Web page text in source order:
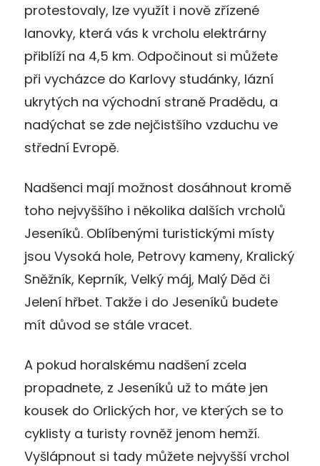
protestovaly, lze využít i nově zřízené
lanovky, která vás k vrcholu elektrárny
přiblíží na 4,5 km. Odpočinout si můžete
při vycházce do Karlovy studánky, lázní
ukrytých na východní straně Pradědu, a
nadýchat se zde nejčistšího vzduchu ve
střední Evropě.
Nadšenci mají možnost dosáhnout kromě
toho nejvyššího i několika dalších vrcholů
Jeseníků. Oblíbenými turistickými místy
jsou Vysoká hole, Petrovy kameny, Kralický
Sněžník, Keprník, Velký máj, Malý Děd či
Jelení hřbet. Takže i do Jeseníků budete
mít důvod se stále vracet.
A pokud horalskému nadšení zcela
propadnete, z Jeseníků už to máte jen
kousek do Orlických hor, ve kterých se to
cyklisty a turisty rovněž jenom hemží.
Vyšlápnout si tady můžete nejvyšší vrchol